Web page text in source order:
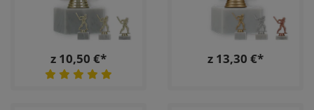
z 10,50 €* z 13,30 €*